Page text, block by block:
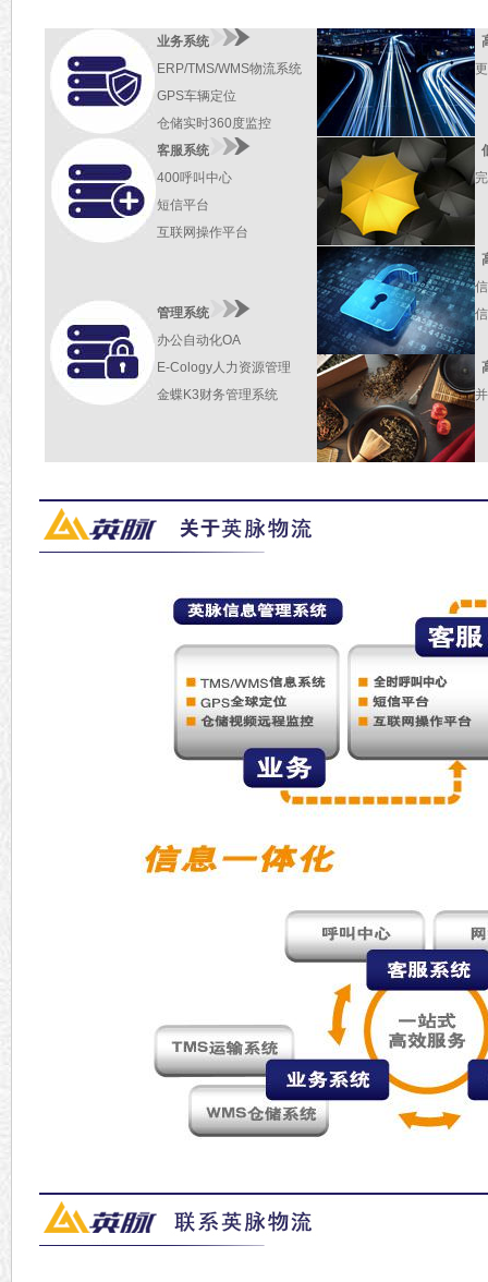
业务系统
ERP/TMS/WMS物流系统
GPS车辆定位
仓储实时360度监控
客服系统
400呼叫中心
短信平台
互联网操作平台
管理系统
办公自动化OA
E-Cology人力资源管理
金蝶K3财务管理系统